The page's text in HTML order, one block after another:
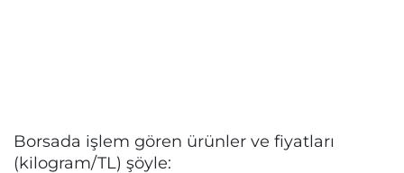
Borsada işlem gören ürünler ve fiyatları
(kilogram/TL) şöyle: